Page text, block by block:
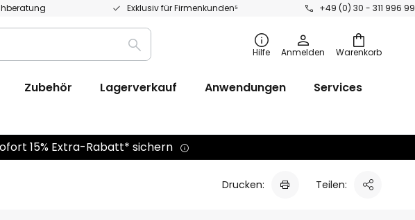
Exklusiv für Firmenkunden⁵ +49 (0) 30 - 311 996 99
Warenkorb
Suche Hilfe Anmelden
Zubehör Lagerverkauf Anwendungen
Services
15% Extra-Rabatt* sichern
Drucken: Teilen: